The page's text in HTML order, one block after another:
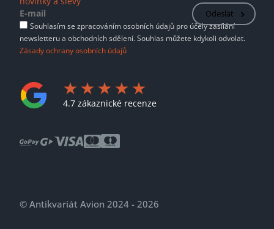
Odeslat
Souhlasím se zpracováním osobních údajů pro účely zasílání
newsletteru a obchodních sdělení. Souhlas můžete kdykoli odvolat.
Zásady ochrany osobních údajů
4.7 zákaznické recenze
© Antikvariát Avion 2024 - 2026